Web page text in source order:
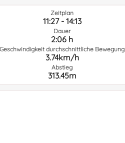
Zeitplan
11:27 - 14:13
Dauer
2:06 h
Geschwindigkeit durchschnittliche Bewegung
3.74km/h
Abstieg
313.45m